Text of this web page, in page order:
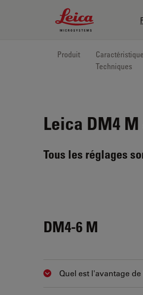
Leica Microsystems
Produit
Techniques
Leica DM4
Tous les réglages
DM4-6 M
Show answer
Quel est l'avantage de